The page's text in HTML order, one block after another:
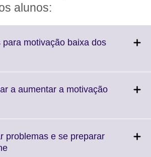
alunos:
para motivação baixa dos
a aumentar a motivação
problemas e se preparar
Click